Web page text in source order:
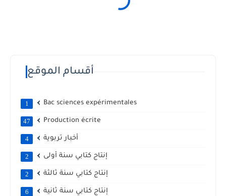
أقسام الموقع
Bac sciences expérimentales
1
Production écrite
47
أخبار تربوية 4
إنتاج كتابي سنة أولى 2
إنتاج كتابي سنة ثالثة 2
إنتاج كتابي سنة ثانية 6